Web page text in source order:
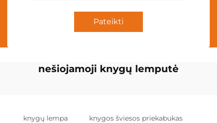
Pateikti
nešiojamoji knygų lemputė
knygų lempa knygos šviesos priekabukas